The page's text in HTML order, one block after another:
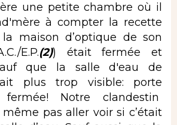
une petite chambre où il
à compter la recette
maison d’optique de son
E.P.(2)) était fermée et
que la salle d'eau de
plus trop visible: porte
Notre clandestin
même pas aller voir si c’était